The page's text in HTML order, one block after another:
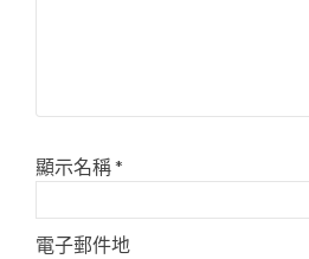
顯示名稱*
電子郵件地